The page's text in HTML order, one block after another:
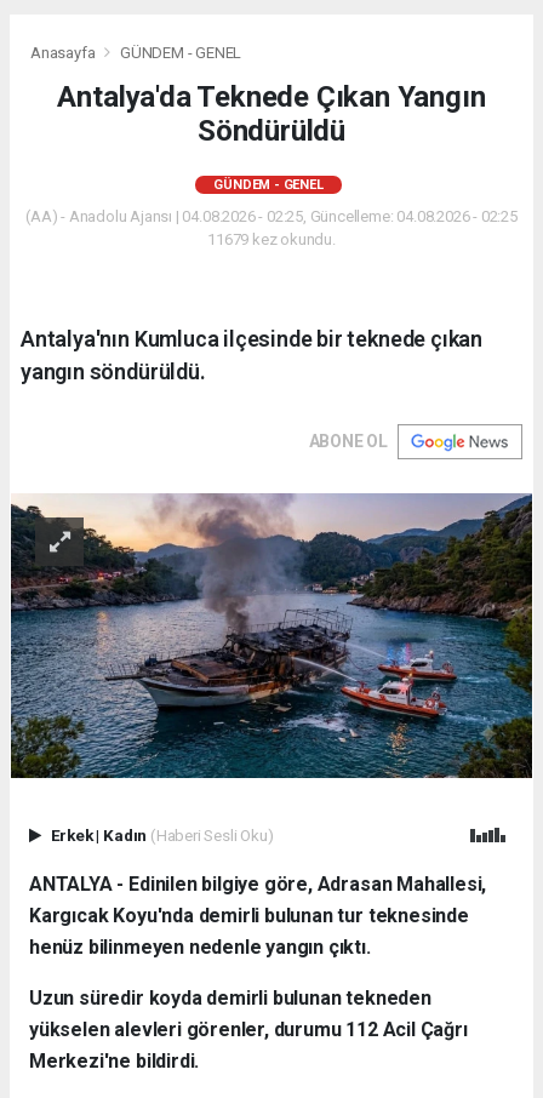
Anasayfa GÜNDEM - GENEL
Antalya'da Teknede Çıkan Yangın
Söndürüldü
GÜNDEM - GENEL
(AA) - Anadolu Ajansı | 04.08.2026 - 02:25, Güncelleme: 04.08.2026 - 02:25
11679 kez okundu.
Antalya'nın Kumluca ilçesinde bir teknede çıkan
yangın söndürüldü.
ABONE OL
Erkek| Kadın (Haberi Sesli Oku)
ANTALYA - Edinilen bilgiye göre, Adrasan Mahallesi,
Kargıcak Koyu'nda demirli bulunan tur teknesinde
henüz bilinmeyen nedenle yangın çıktı.
Uzun süredir koyda demirli bulunan tekneden
yükselen alevleri görenler, durumu 112 Acil Çağrı
Merkezi'ne bildirdi.